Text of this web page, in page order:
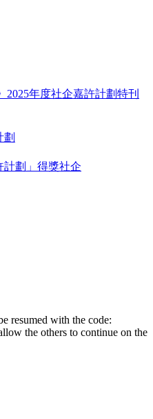
2025年度社企嘉許計劃特刊
劃
計劃」得獎社企
resumed with the code:
the others to continue on the